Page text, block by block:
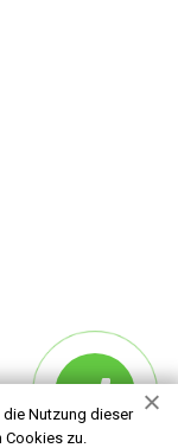
Nutzung dieser
Cookies zu.